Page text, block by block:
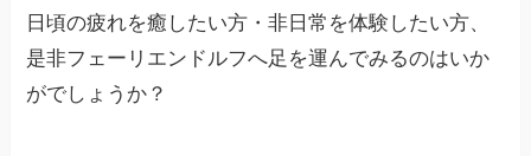
日頃の疲れを癒したい方・非日常を体験したい方、
是非フェーリエンドルフへ足を運んでみるのはいか
がでしょうか？